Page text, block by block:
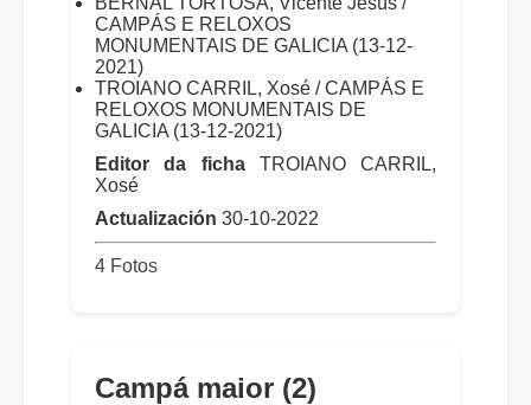
CAMPÁS E RELOXOS
MONUMENTAIS DE GALICIA (13-12-
2021)
TROIANO CARRIL, Xosé / CAMPÁS E
RELOXOS MONUMENTAIS DE
GALICIA (13-12-2021)
Editor da fichaTROIANO CARRIL,
Xosé
Actualización 30-10-2022
4 Fotos
Campá maior (2)